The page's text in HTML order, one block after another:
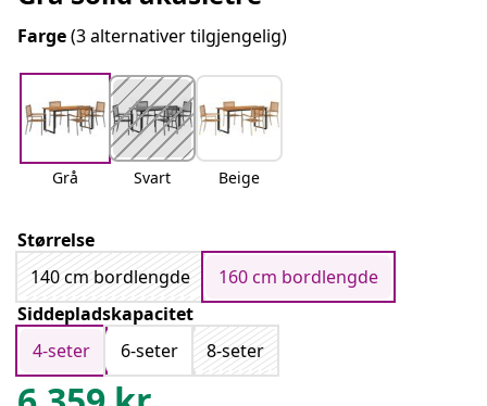
Farge(3 alternativer tilgjengelig)
Grå Svart Beige
Størrelse
140 cm bordlengde
160 cm bordlengde
Siddepladskapacitet
4-seter
6-seter 8-seter